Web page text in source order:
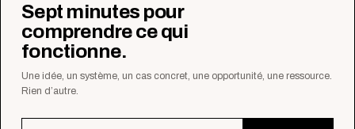
Sept minutes pour
comprendre ce qui
fonctionne.
Une idée, un système, un cas concret, une opportunité, une ressource.
Rien d’autre.